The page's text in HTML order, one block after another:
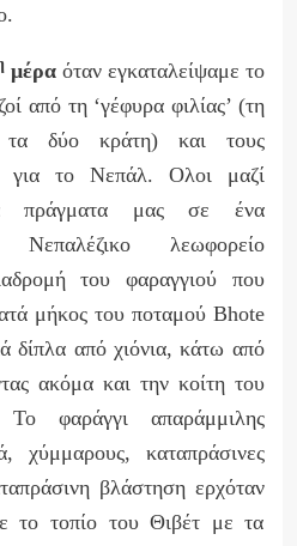
μέραόταν εγκαταλείψαμε το
από τη ‘γέφυρα φιλίας’ (τη
δύο κράτη) και τους
για το Νεπάλ. Ολοι μαζί
πράγματα μας σε ένα
λεωφορείο
του φαραγγιού που
μήκος του ποταμού Βhote
δίπλα από χιόνια, κάτω από
ακόμα και την κοίτη του
φαράγγι απαράμμιλης
χύμμαρους, καταπράσινες
βλάστηση ερχόταν
το τοπίο του Θιβέτ με τα